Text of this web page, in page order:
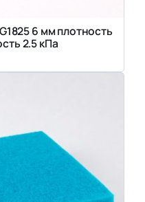
6 мм плотность
2.5 кПа